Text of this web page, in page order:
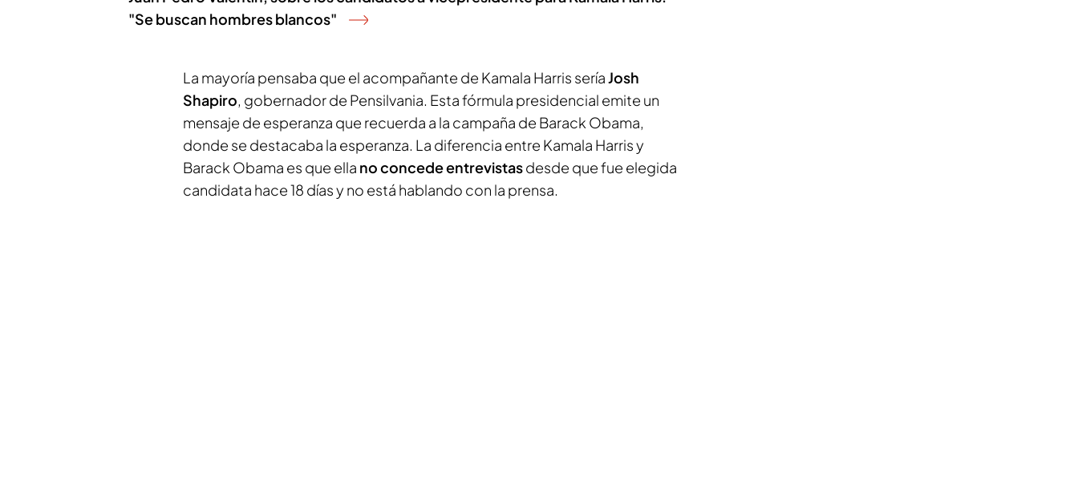
"Se buscan hombres blancos"
La mayoría pensaba que el acompañante de Kamala Harris seríaJosh
Shapiro, gobernador de Pensilvania. Esta fórmula presidencial emite un
mensaje de esperanza que recuerda a la campaña de Barack Obama,
donde se destacaba la esperanza. La diferencia entre Kamala Harris y
Barack Obama es que ella no concede entrevistasdesde que fue elegida
candidata hace 18 días y no está hablando con la prensa.